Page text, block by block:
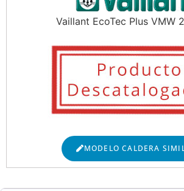
Vaillant EcoTec Plus VMW
MODELO CALDERA